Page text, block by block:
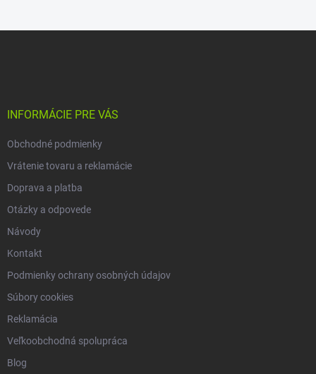
INFORMÁCIE PRE VÁS
Obchodné podmienky
Vrátenie tovaru a reklamácie
Doprava a platba
Otázky a odpovede
Návody
Kontakt
Podmienky ochrany osobných údajov
Súbory cookies
Reklamácia
Veľkoobchodná spolupráca
Blog